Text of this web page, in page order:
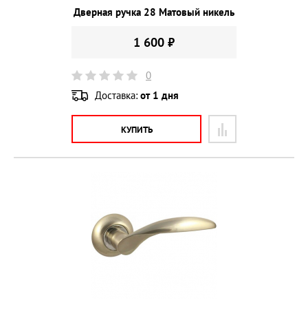
Дверная ручка 28 Матовый никель
1 600 ₽
0
Доставка: от 1 дня
КУПИТЬ